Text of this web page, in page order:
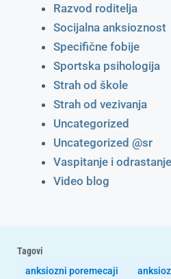
Razvod roditelja
Socijalna anksioznost
Specifične fobije
Sportska psihologija
Strah od škole
Strah od vezivanja
Uncategorized
Uncategorized @sr
Vaspitanje i odrastanje
Video blog
Tagovi
anksiozni poremecaji